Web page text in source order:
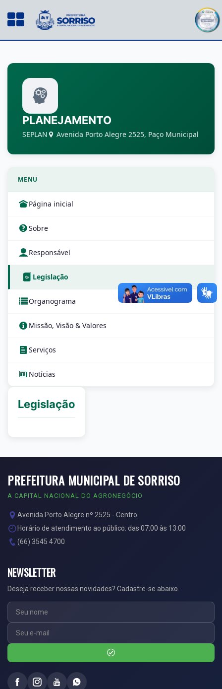
PLANEJAMENTO
SEPLAN Avenida Porto Alegre 2525, Paço Municipal
MENU
Página inicial
Sobre
Responsável
Legislação
Organograma
Missão, Visão & Valores
Serviços
Notícias
Legislação
PREFEITURA MUNICIPAL DE SORRISO
A CAPITAL NACIONAL DO AGRONEGÓCIO
Avenida Porto Alegre nº 2525 - Centro
Horário de atendimento ao público: das 07:00 às 13:00
(66) 3545 4700
NEWSLETTER
Deseja receber nossas novidades? Cadastre-se abaixo.